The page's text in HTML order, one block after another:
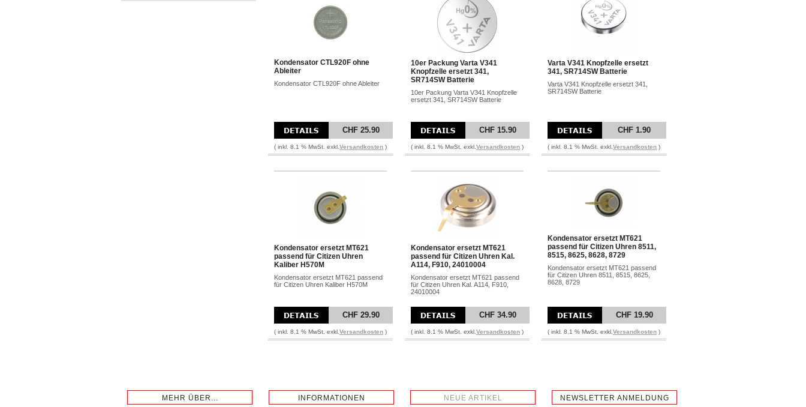
Kondensator CTL920F ohne
Ableiter
Kondensator CTL920F ohne Ableiter
CHF 25.90
( inkl. 8.1 % MwSt. exkl. Versandkosten )
10er Packung Varta V341
Knopfzelle ersetzt 341,
SR714SW Batterie
10er Packung Varta V341 Knopfzelle
ersetzt 341, SR714SW Batterie
CHF 15.90
( inkl. 8.1 % MwSt. exkl. Versandkosten )
Varta V341 Knopfzelle ersetzt
341, SR714SW Batterie
Varta V341 Knopfzelle ersetzt 341,
SR714SW Batterie
CHF 1.90
( inkl. 8.1 % MwSt. exkl. Versandkosten )
Kondensator ersetzt MT621
passend für Citizen Uhren
Kaliber H570M
Kondensator ersetzt MT621 passend
für Citizen Uhren Kaliber H570M
CHF 29.90
( inkl. 8.1 % MwSt. exkl. Versandkosten )
Kondensator ersetzt MT621
passend für Citizen Uhren Kal.
A114, F910, 24010004
Kondensator ersetzt MT621 passend
für Citizen Uhren Kal. A114, F910,
24010004
CHF 34.90
( inkl. 8.1 % MwSt. exkl. Versandkosten )
Kondensator ersetzt MT621
passend für Citizen Uhren 8511,
8515, 8625, 8628, 8729
Kondensator ersetzt MT621 passend
für Citizen Uhren 8511, 8515, 8625,
8628, 8729
CHF 19.90
( inkl. 8.1 % MwSt. exkl. Versandkosten )
MEHR ÜBER... INFORMATIONEN NEUE ARTIKEL NEWSLETTER ANMELDUNG